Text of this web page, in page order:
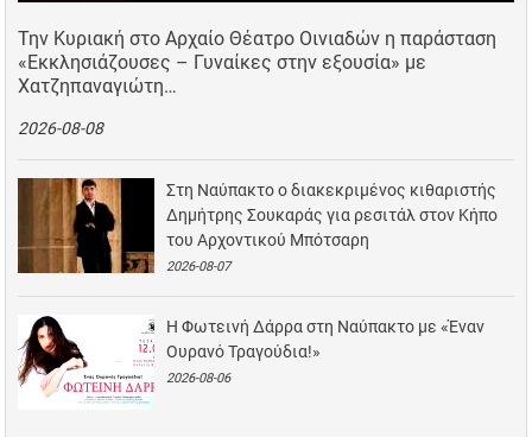
Την Κυριακή στο Αρχαίο Θέατρο Οινιαδών η παράσταση
«Εκκλησιάζουσες – Γυναίκες στην εξουσία» με
Χατζηπαναγιώτη…
2026-08-08
Στη Ναύπακτο ο διακεκριμένος κιθαριστής
Δημήτρης Σουκαράς για ρεσιτάλ στον Κήπο
του Αρχοντικού Μπότσαρη
2026-08-07
Η Φωτεινή Δάρρα στη Ναύπακτο με «Έναν
Ουρανό Τραγούδια!»
2026-08-06